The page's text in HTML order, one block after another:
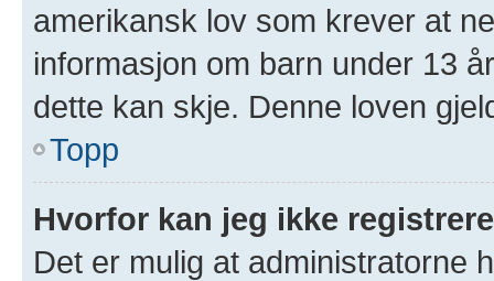
amerikansk lov som krever at
informasjon om barn under 13
dette kan skje. Denne loven
Topp
Hvorfor kan jeg ikke
Det er mulig at administratorne